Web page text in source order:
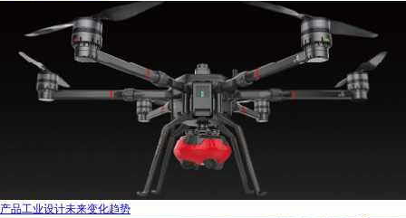
产品工业设计未来变化趋势